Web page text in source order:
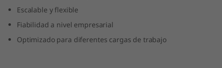
n
k
Escalable y flexible
Fiabilidad a nivel empresarial
Optimizado para diferentes cargas de trabajo